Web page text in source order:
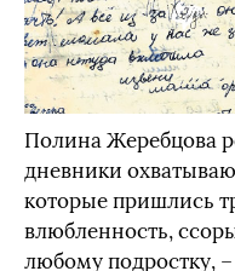
Полина Жеребцова
дневники
которые пришлись
влюбленность,
любому подростку,